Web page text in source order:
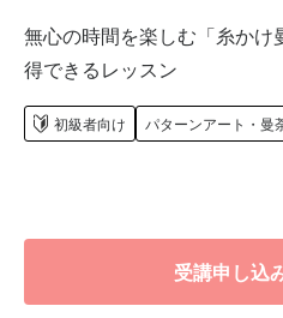
無心の時間を楽しむ「糸かけ
得できるレッスン
初級者向け パターンアート・曼
受講申し込